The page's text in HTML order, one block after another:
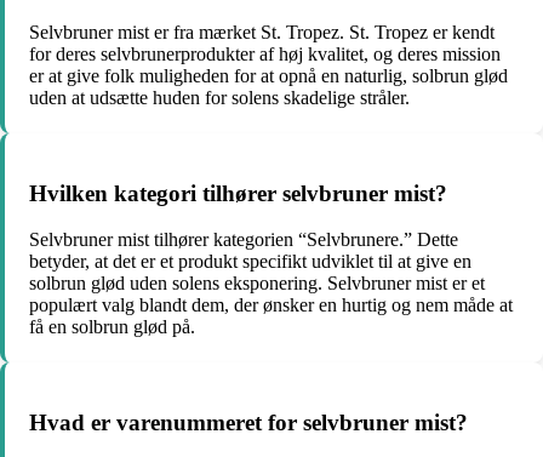
Selvbruner mist er fra mærket St. Tropez. St. Tropez er kendt
for deres selvbrunerprodukter af høj kvalitet, og deres mission
er at give folk muligheden for at opnå en naturlig, solbrun glød
uden at udsætte huden for solens skadelige stråler.
Hvilken kategori tilhører selvbruner mist?
Selvbruner mist tilhører kategorien “Selvbrunere.” Dette
betyder, at det er et produkt specifikt udviklet til at give en
solbrun glød uden solens eksponering. Selvbruner mist er et
populært valg blandt dem, der ønsker en hurtig og nem måde at
få en solbrun glød på.
Hvad er varenummeret for selvbruner mist?